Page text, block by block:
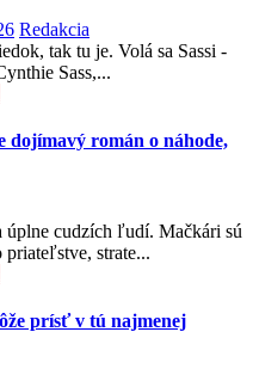
Redakcia
tak tu je. Volá sa Sassi -
Sass,...
dojímavý román o náhode,
úplne cudzích ľudí. Mačkári sú
strate...
prísť v tú najmenej